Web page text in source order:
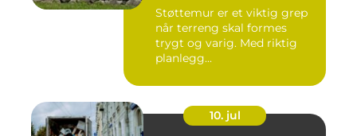
Støttemur er et viktig grep
når terreng skal formes
trygt og varig. Med riktig
planlegg...
10. jul